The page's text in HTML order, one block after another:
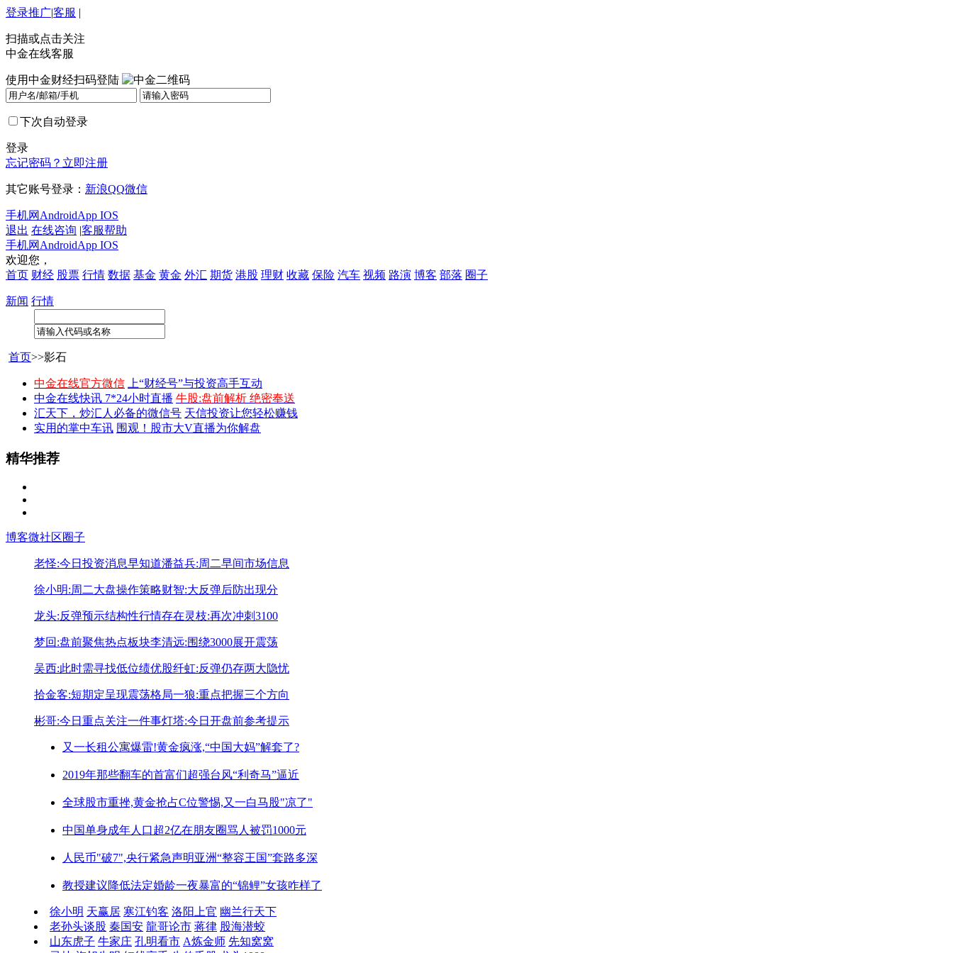
登录推广|客服 |
扫描或点击关注
中金在线客服
使用中金财经扫码登陆
下次自动登录
登录
忘记密码？ 立即注册
其它账号登录： 新浪QQ微信
手机网 AndroidApp IOS
退出 在线咨询 |客服帮助
手机网 AndroidApp IOS
欢迎您，
首页 财经 股票 行情 数据 基金 黄金 外汇 期货 港股 理财 收藏 保险 汽车 视频 路演 博客 部落 圈子
新闻 行情
首页>>影石
中金在线官方微信
上“财经号”与投资高手互动
中金在线快讯 7*24小时直播 牛股:盘前解析 绝密奉送
汇天下，炒汇人必备的微信号 天信投资让您轻松赚钱
实用的掌中车讯 围观！股市大V直播为你解盘
精华推荐
博客微社区圈子
老怪:今日投资消息早知道潘益兵:周二早间市场信息
徐小明:周二大盘操作策略财智:大反弹后防出现分
龙头:反弹预示结构性行情存在灵枝:再次冲刺3100
梦回:盘前聚焦热点板块李清远:围绕3000展开震荡
吴西:此时需寻找低位绩优股纤虹:反弹仍存两大隐忧
拾金客:短期定呈现震荡格局一狼:重点把握三个方向
彬哥:今日重点关注一件事灯塔:今日开盘前参考提示
又一长租公寓爆雷!黄金疯涨,“中国大妈”解套了?
2019年那些翻车的首富们超强台风“利奇马”逼近
全球股市重挫,黄金抢占C位警惕,又一白马股"凉了"
中国单身成年人口超2亿在朋友圈骂人被罚1000元
人民币"破7",央行紧急声明亚洲“整容王国”套路多深
教授建议降低法定婚龄一夜暴富的“锦鲤”女孩咋样了
徐小明 天赢居 寒江钓客 洛阳上官 幽兰行天下
老孙头谈股 秦国安 龍哥论市 蒋律 股海潜蛟
山东虎子 牛家庄 孔明看市 A炼金师 先知窝窝